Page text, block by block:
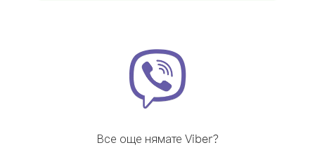
Все още нямате Viber?